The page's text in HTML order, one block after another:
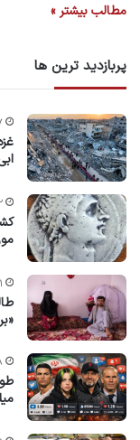
مطالب بیشتر »
پربازدید ترین ها